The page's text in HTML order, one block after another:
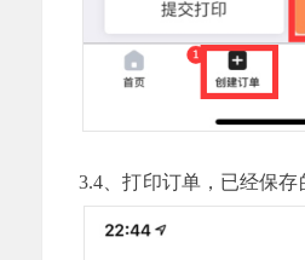
3.4、打印订单，已经保